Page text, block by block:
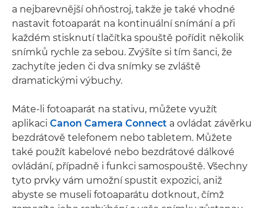
a nejbarevnější ohňostroj, takže je také vhodné
nastavit fotoaparát na kontinuální snímání a při
každém stisknutí tlačítka spouště pořídit několik
snímků rychle za sebou. Zvýšíte si tím šanci, že
zachytíte jeden či dva snímky se zvláště
dramatickými výbuchy.
Máte-li fotoaparát na stativu, můžete využít
aplikaci Canon Camera Connect a ovládat závěrku
bezdrátově telefonem nebo tabletem. Můžete
také použít kabelové nebo bezdrátové dálkové
ovládání, případně i funkci samospouště. Všechny
tyto prvky vám umožní spustit expozici, aniž
abyste se museli fotoaparátu dotknout, čímž